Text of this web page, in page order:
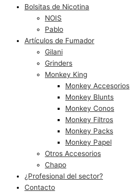
Bolsitas de Nicotina
NOIS
Pablo
Artículos de Fumador
Gilani
Grinders
Monkey King
Monkey Accesorios
Monkey Blunts
Monkey Conos
Monkey Filtros
Monkey Packs
Monkey Papel
Otros Accesorios
Chapo
¿Profesional del sector?
Contacto